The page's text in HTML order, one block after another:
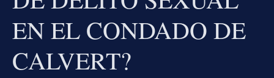
EN EL CONDADO DE
CALVERT?